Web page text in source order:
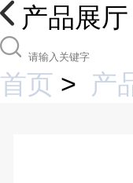
产品展厅
首页 > 产